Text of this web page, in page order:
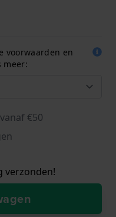
voorwaarden en
meer:
€50
verzonden!